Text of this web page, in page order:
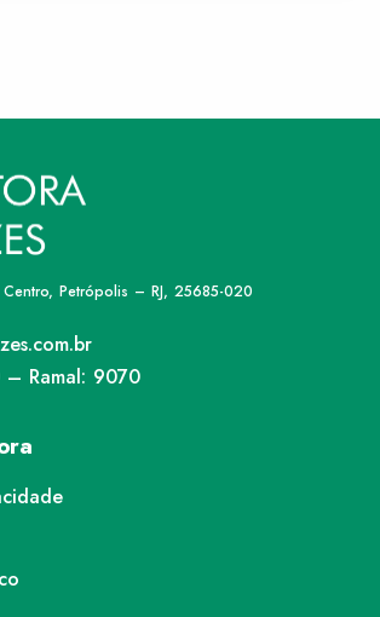
Petrópolis – RJ, 25685-020
Ramal: 9070